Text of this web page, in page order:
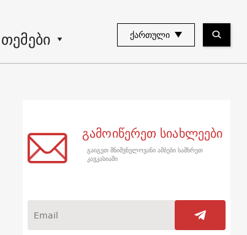
თემები ᲥᲐᲠᲗᲣᲚᲘ
გამოიწერეთ სიახლეები
გაიგეთ მნიშვნელოვანი ამბები სამხრეთ
კავკასიაში